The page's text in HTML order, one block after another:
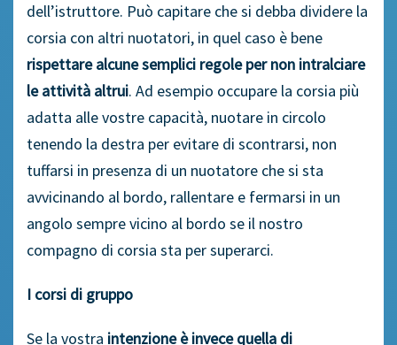
dell’istruttore. Può capitare che si debba dividere la
corsia con altri nuotatori, in quel caso è bene
rispettare alcune semplici regole per non intralciare
le attività altrui. Ad esempio occupare la corsia più
adatta alle vostre capacità, nuotare in circolo
tenendo la destra per evitare di scontrarsi, non
tuffarsi in presenza di un nuotatore che si sta
avvicinando al bordo, rallentare e fermarsi in un
angolo sempre vicino al bordo se il nostro
compagno di corsia sta per superarci.
I corsi di gruppo
Se la vostra intenzione è invece quella di